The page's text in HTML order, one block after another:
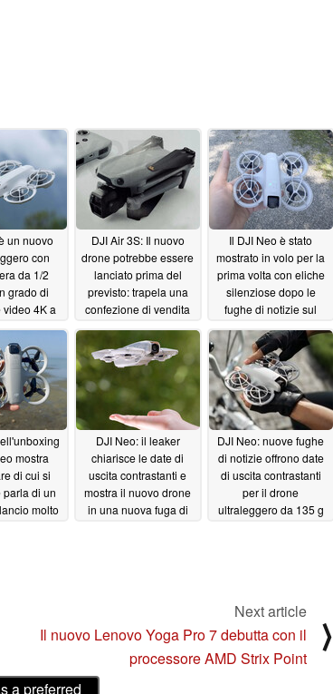
un nuovo
con
da 1/2
grado di
4K a
2024
DJI Air 3S: Il nuovo
drone potrebbe essere
lanciato prima del
previsto: trapela una
confezione di vendita
controller DJI RC-N3
inedito09/03/2024
Il DJI Neo è stato
mostrato in volo per la
prima volta con eliche
silenziose dopo le
fughe di notizie sul
09/02/2024
mostra
di cui si
parla di un
molto
DJI Neo: il leaker
chiarisce le date di
uscita contrastanti e
mostra il nuovo drone
in una nuova fuga di
DJI Neo: nuove fughe
di notizie offrono date
di uscita contrastanti
per il drone
ultraleggero da 135 g
Next article
Il nuovo Lenovo Yoga Pro 7 debutta con il
processore AMD Strix Point
⟩
a preferred